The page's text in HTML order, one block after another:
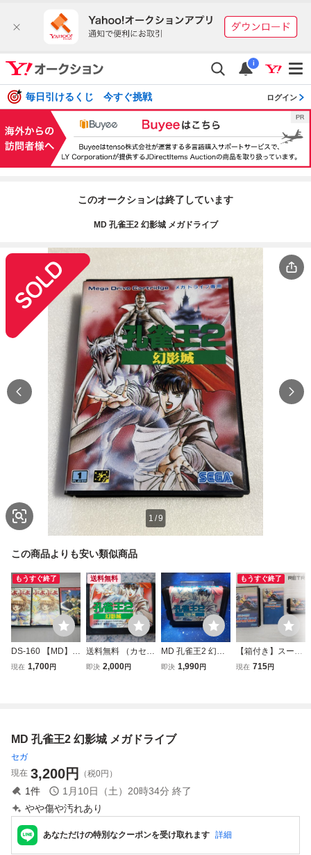
i
毎日引けるくじ 今すぐ挑戦 ログイン
このオークションは終了しています
MD 孔雀王2 幻影城 メガドライブ
1 /9
この商品よりも安い類似商品
もうすぐ終了
DS-160 【MD】メ
ガドライブ ソフト
現在 1,700円
送料無料
送料無料 （カセッ
トのみ）孔雀王2
即決 2,000円
MD 孔雀王2 幻影
城 メガドライブ
即決 1,990円
もうすぐ終了
【箱付き】スーパ
ーハングオン メガ
現在 715円
MD 孔雀王2 幻影城 メガドライブ
セガ
現在 3,200円 （税0円）
1件 1月10日（土）20時34分 終了
やや傷や汚れあり
あなただけの特別なクーポンを受け取れます 詳細